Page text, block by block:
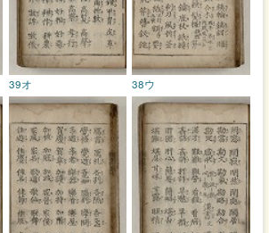
38ウ
39オ